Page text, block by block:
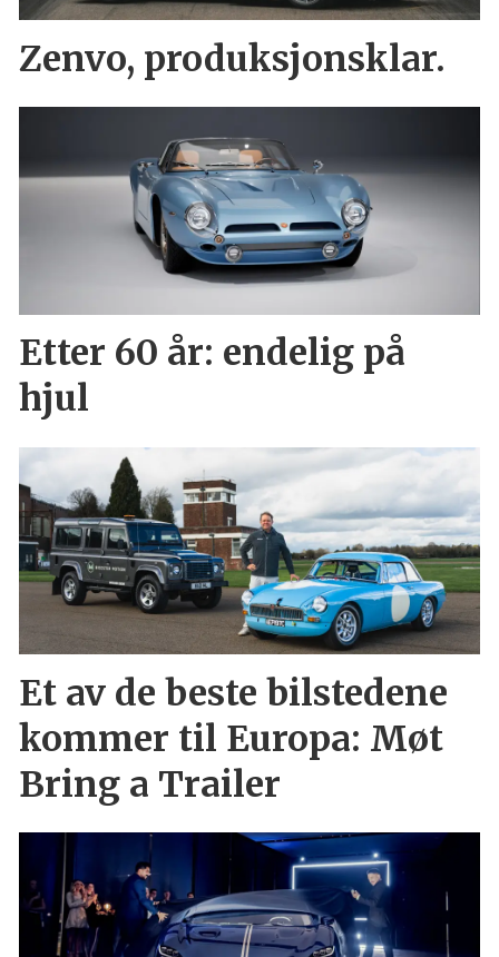
Zenvo, produksjonsklar.
Etter 60 år: endelig på
hjul
Et av de beste bilstedene
kommer til Europa: Møt
Bring a Trailer